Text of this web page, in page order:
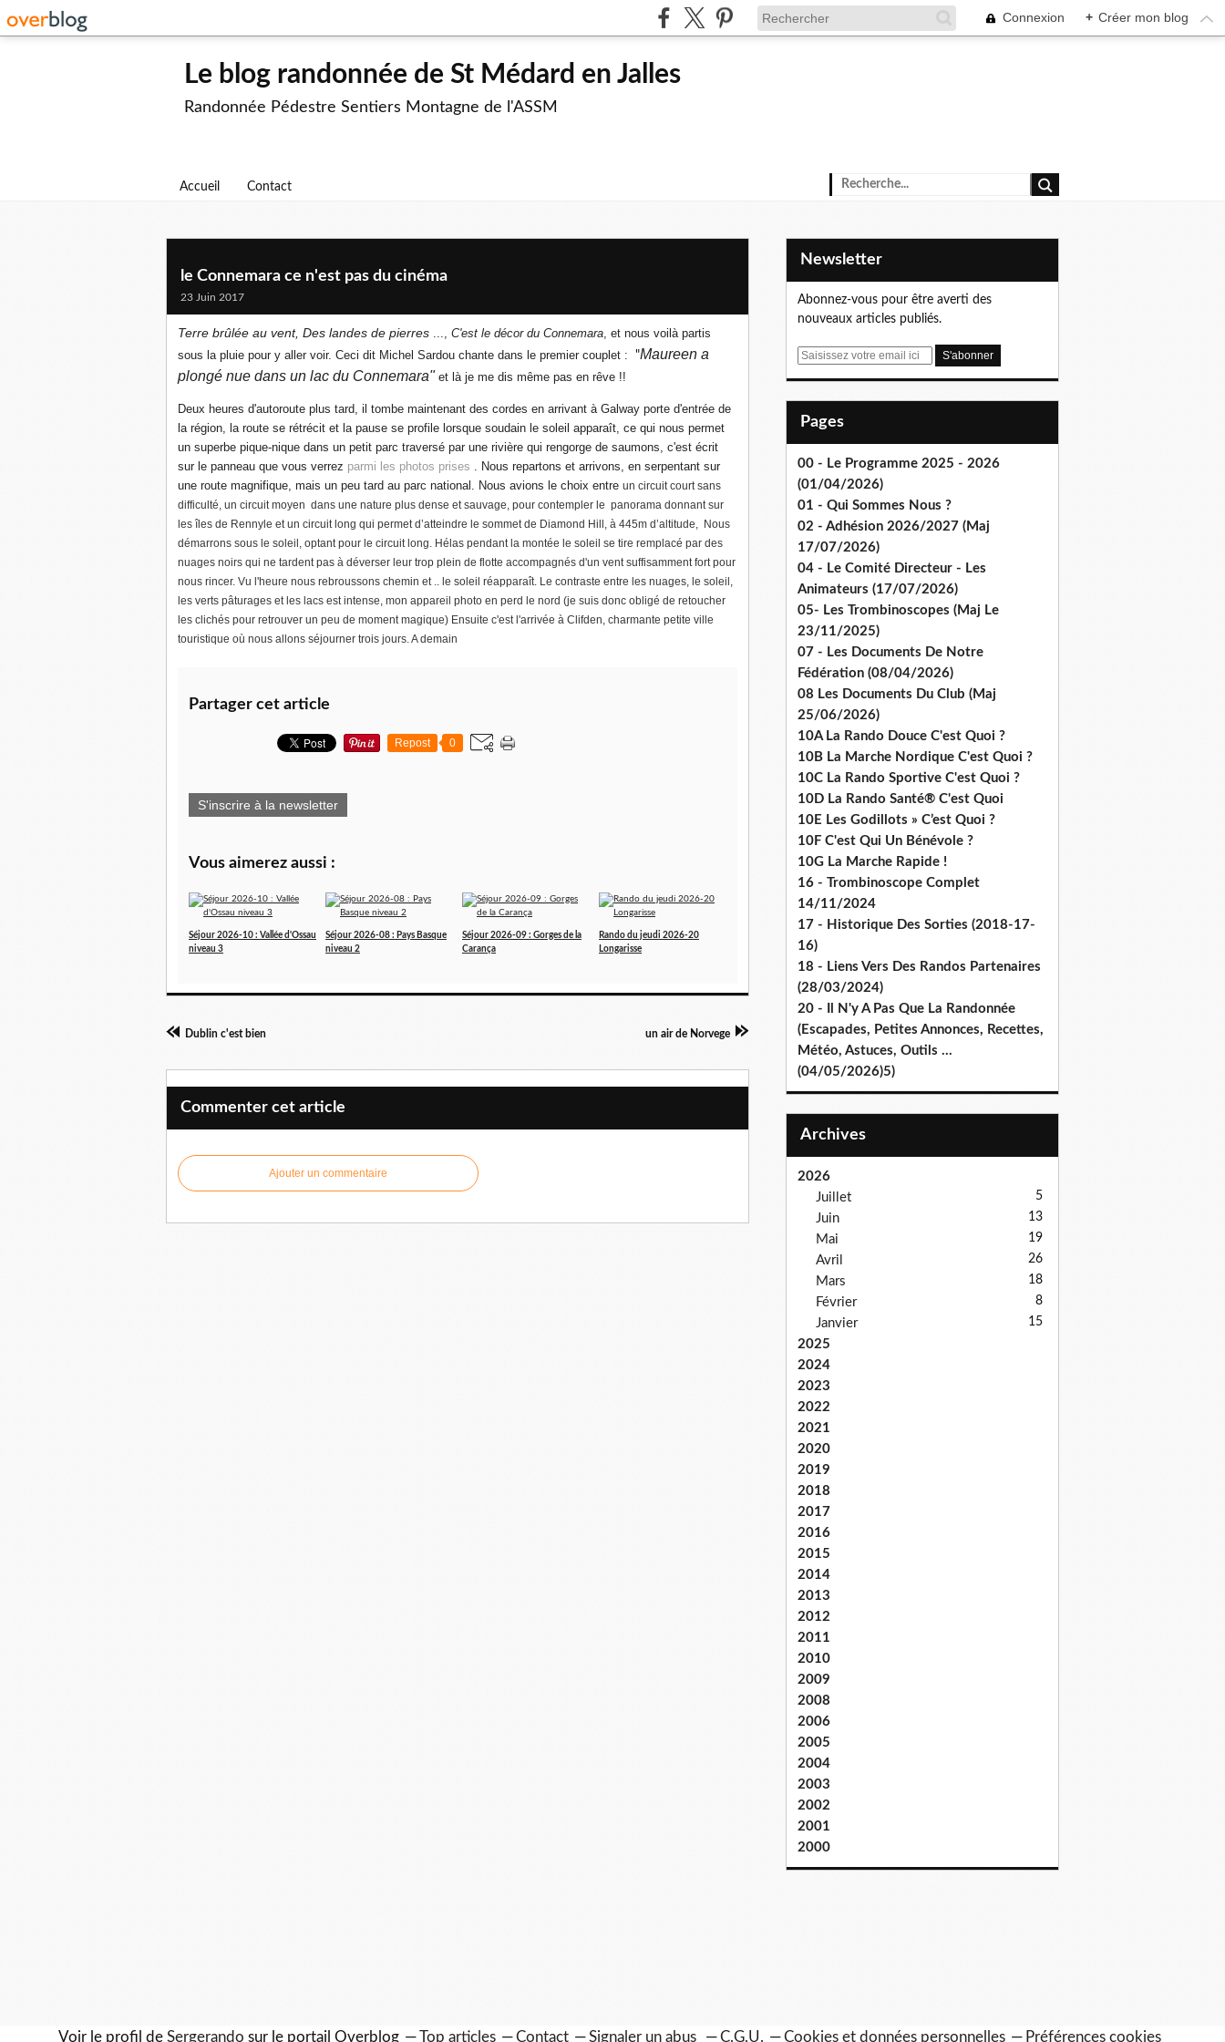
Connexion + Créer mon blog
Le blog randonnée de St Médard en Jalles
Randonnée Pédestre Sentiers Montagne de l'ASSM
Accueil Contact
le Connemara ce n'est pas du cinéma
23 Juin 2017
Terre brûlée au vent, Des landes de pierres ..., C'est le décor du Connemara, et nous voilà partis
sous la pluie pour y aller voir. Ceci dit Michel Sardou chante dans le premier couplet :
"Maureen a
plongé nue dans un lac du Connemara" et là je me dis même pas en rêve !!
Deux heures d'autoroute plus tard, il tombe maintenant des cordes en arrivant à Galway porte d'entrée de
la région, la route se rétrécit et la pause se profile lorsque soudain le soleil apparaît, ce qui nous permet
un superbe pique-nique dans un petit parc traversé par une rivière qui rengorge de saumons, c'est écrit
sur le panneau que vous verrez parmi les photos prises . Nous repartons et arrivons, en serpentant sur
une route magnifique, mais un peu tard au parc national. Nous avions le choix entre un circuit court sans
difficulté, un circuit moyen dans une nature plus dense et sauvage, pour contempler le panorama donnant sur
les îles de Rennyle etun circuit long qui permet d’atteindre le sommet de Diamond Hill, à 445m d’altitude, Nous
démarrons sous le soleil, optant pour le circuit long. Hélas pendant la montée le soleil se tire remplacé par des
nuages noirs qui ne tardent pas à déverser leur trop plein de flotte accompagnés d'un vent suffisamment fort pour
nous rincer. Vu l'heure nous rebroussons chemin et .. le soleil réapparaît. Le contraste entre les nuages, le soleil,
les verts pâturages et les lacs est intense, mon appareil photo en perd le nord (je suis donc obligé de retoucher
les clichés pour retrouver un peu de moment magique) Ensuite c'est l'arrivée à Clifden, charmante petite ville
touristique où nous allons séjourner trois jours. A demain
Partager cet article
Repost 0
S'inscrire à la newsletter
Vous aimerez aussi :
Séjour 2026-10 : Vallée d'Ossau
niveau 3
Séjour 2026-08 : Pays Basque
niveau 2
Séjour 2026-09 : Gorges de la
Carança
Rando du jeudi 2026-20
Longarisse
Dublin c'est bien un air de Norvege
Commenter cet article
Ajouter un commentaire
Newsletter
Abonnez-vous pour être averti des
nouveaux articles publiés.
E
Pages
00 - Le Programme 2025 - 2026
(01/04/2026)
01 - Qui Sommes Nous ?
02 - Adhésion 2026/2027 (Maj
17/07/2026)
04 - Le Comité Directeur - Les
Animateurs (17/07/2026)
05- Les Trombinoscopes (Maj Le
23/11/2025)
07 - Les Documents De Notre
Fédération (08/04/2026)
08 Les Documents Du Club (Maj
25/06/2026)
10A La Rando Douce C'est Quoi ?
10B La Marche Nordique C'est Quoi ?
10C La Rando Sportive C'est Quoi ?
10D La Rando Santé® C'est Quoi
10E Les Godillots » C’est Quoi ?
10F C'est Qui Un Bénévole ?
10G La Marche Rapide !
16 - Trombinoscope Complet
14/11/2024
17 - Historique Des Sorties (2018-17-
16)
18 - Liens Vers Des Randos Partenaires
(28/03/2024)
20 - Il N'y A Pas Que La Randonnée
(Escapades, Petites Annonces, Recettes,
Météo, Astuces, Outils ...
(04/05/2026)5)
Archives
2026
Juillet
5
Juin 13
Mai 19
Avril 26
Mars 18
Février 8
Janvier 15
2025
2024
2023
2022
2021
2020
2019
2018
2017
2016
2015
2014
2013
2012
2011
2010
2009
2008
2006
2005
2004
2003
2002
2001
2000
Voir le profil de Sergerando sur le portail Overblog Top articles Contact Signaler un abus C.G.U. Cookies et données personnelles Préférences cookies